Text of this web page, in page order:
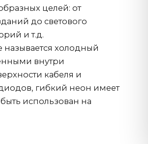
целей: от
до светового
и т.д.
холодный
внутри
кабеля и
гибкий неон имеет
использован на